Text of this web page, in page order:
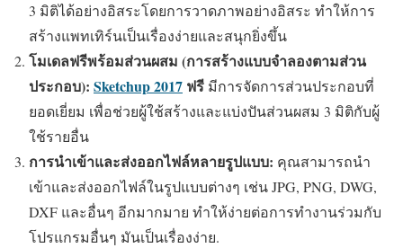
3 มิติได้อย่างอิสระโดยการวาดภาพอย่างอิสระ ทำให้การ
สร้างแพทเทิร์นเป็นเรื่องง่ายและสนุกยิ่งขึ้น
โมเดลฟรีพร้อมส่วนผสม (การสร้างแบบจำลองตามส่วน
ประกอบ): Sketchup 2017 ฟรี มีการจัดการส่วนประกอบที่
ยอดเยี่ยม เพื่อช่วยผู้ใช้สร้างและแบ่งปันส่วนผสม 3 มิติกับผู้
ใช้รายอื่น
การนำเข้าและส่งออกไฟล์หลายรูปแบบ: คุณสามารถนำ
เข้าและส่งออกไฟล์ในรูปแบบต่างๆ เช่น JPG, PNG, DWG,
DXF และอื่นๆ อีกมากมาย ทำให้ง่ายต่อการทำงานร่วมกับ
โปรแกรมอื่นๆ มันเป็นเรื่องง่าย.